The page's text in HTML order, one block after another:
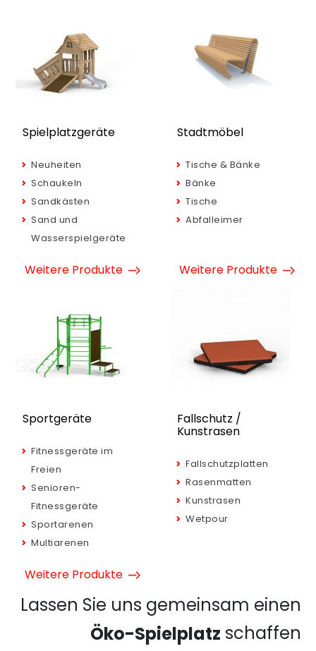
Spielplatzgeräte
Neuheiten
Schaukeln
Sandkästen
Sand und
Wasserspielgeräte
Weitere Produkte
Stadtmöbel
Tische & Bänke
Bänke
Tische
Abfalleimer
Weitere Produkte
Sportgeräte
Fitnessgeräte im
Freien
Senioren-
Fitnessgeräte
Sportarenen
Multiarenen
Weitere Produkte
Fallschutz /
Kunstrasen
Fallschutzplatten
Rasenmatten
Kunstrasen
Wetpour
Lassen Sie uns gemeinsam einen
Öko-Spielplatz schaffen